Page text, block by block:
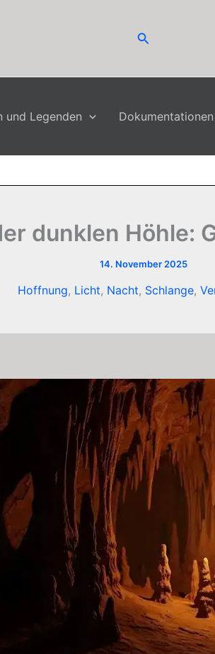
Suchen
und Legenden Dokumentationen
dunklen Höhle:
14. November 2025
Hoffnung, Licht, Nacht, Schlange,